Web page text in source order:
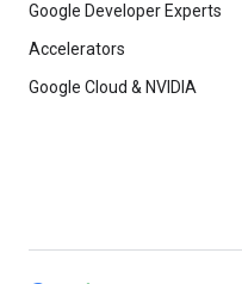
Google Developer Experts
Accelerators
Google Cloud & NVIDIA